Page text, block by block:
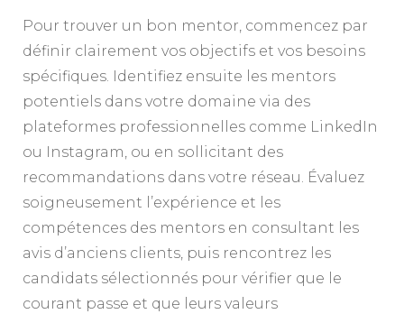
Pour trouver un bon mentor, commencez par
définir clairement vos objectifs et vos besoins
spécifiques. Identifiez ensuite les mentors
potentiels dans votre domaine via des
plateformes professionnelles comme LinkedIn
ou Instagram, ou en sollicitant des
recommandations dans votre réseau. Évaluez
soigneusement l’expérience et les
compétences des mentors en consultant les
avis d’anciens clients, puis rencontrez les
candidats sélectionnés pour vérifier que le
courant passe et que leurs valeurs